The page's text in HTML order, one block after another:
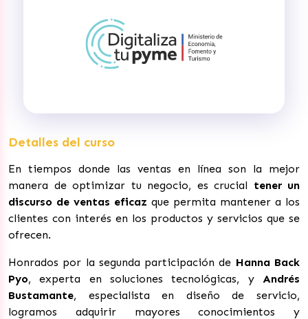
Detalles del curso
En tiempos donde las ventas en línea son la mejor
manera de optimizar tu negocio, es crucial tener un
discurso de ventas eficaz que permita mantener a los
clientes con interés en los productos y servicios que se
ofrecen.
Honrados por la segunda participación de Hanna Back
Pyo, experta en soluciones tecnológicas, y Andrés
Bustamante, especialista en diseño de servicio,
logramos adquirir mayores conocimientos y